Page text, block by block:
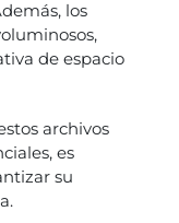
los
de espacio
archivos
es
su